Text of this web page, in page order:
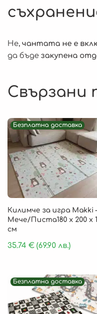
Не, чантата не е
да бъде закупена
Свързани
Безплатна доставка
Килимче за игра Makki
Мече/Писта180 x 200 x 1
см
35.74 € (69.90 лв.)
Безплатна доставка